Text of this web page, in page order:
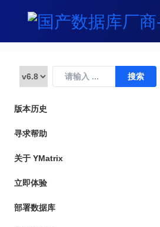
版本历史
寻求帮助
关于 YMatrix
立即体验
部署数据库